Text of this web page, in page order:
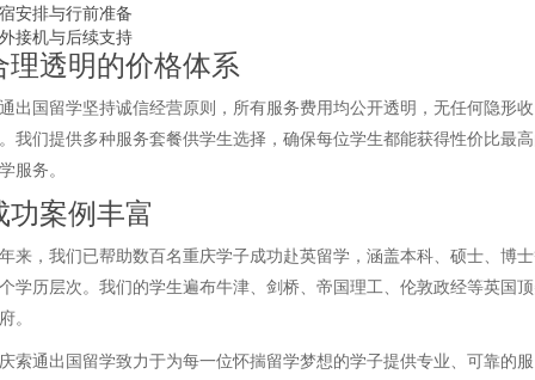
安排与行前准备
接机与后续支持
理透明的价格体系
出国留学坚持诚信经营原则，所有服务费用均公开透明，无任何隐形收
我们提供多种服务套餐供学生选择，确保每位学生都能获得性价比最
服务。
功案例丰富
来，我们已帮助数百名重庆学子成功赴英留学，涵盖本科、硕士、博
学历层次。我们的学生遍布牛津、剑桥、帝国理工、伦敦政经等英国
。
索通出国留学致力于为每一位怀揣留学梦想的学子提供专业、可靠的服